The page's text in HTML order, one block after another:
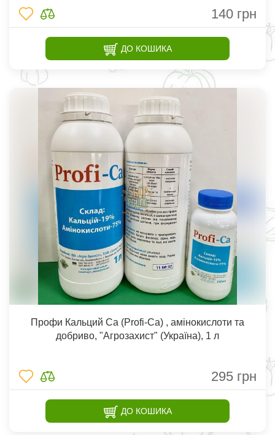
140 грн
ДО КОШИКА
Профи Кальций Са (Profi-Са) , амінокислоти та
добриво, "Агрозахист" (Україна), 1 л
295 грн
ДО КОШИКА